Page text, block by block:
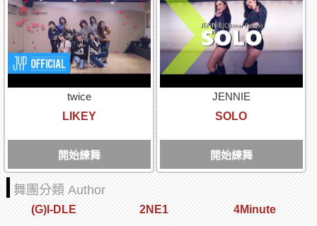
twice
LIKEY
開始練舞
JENNIE
SOLO
開始練舞
舞團分類 Author
(G)I-DLE 2NE1
4Minute